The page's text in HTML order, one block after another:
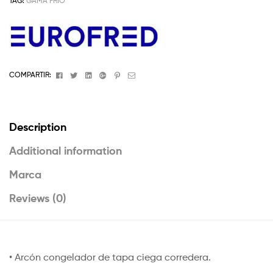
COMPARTIR: FacebookTwitterLinkedinGoogle+Pinterest
Email
Description
Additional information
Marca
Reviews (0)
• Arcón congelador de tapa ciega corredera.